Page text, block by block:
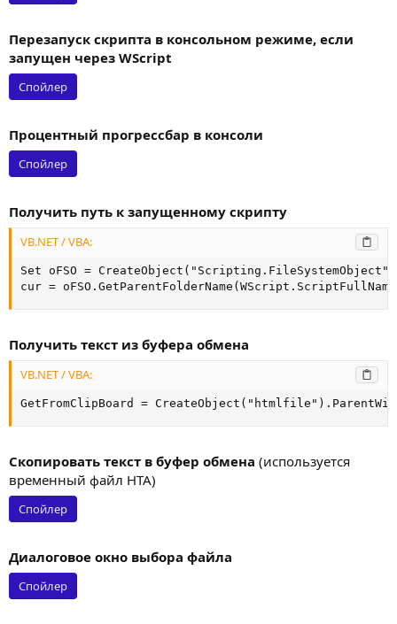
Перезапуск скрипта в консольном режиме, если
запущен через WScript
Спойлер
Процентный прогрессбар в консоли
Спойлер
Получить путь к запущенному скрипту
VB.NET / VBA:
Set oFSO = CreateObject("Scripting.FileSystemObject")
cur =
Получить текст из буфера обмена
VB.NET / VBA:
GetFromClipBoard =
Скопировать текст в буфер обмена (используется
временный файл HTA)
Спойлер
Диалоговое окно выбора файла
Спойлер